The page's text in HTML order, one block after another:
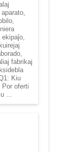
ekipaĵo,
fabrikaj
Kiu
oferti
...